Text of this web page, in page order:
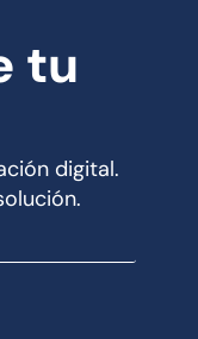
tu
digital.